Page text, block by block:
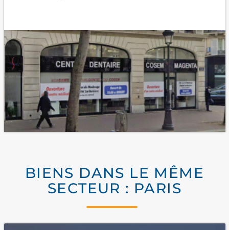
BIENS DANS LE MÊME
SECTEUR : PARIS